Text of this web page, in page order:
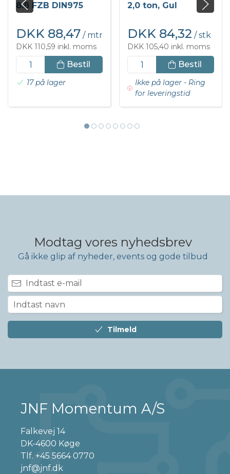
8.8 FZB DIN975
DKK 88,47 / mtr
DKK 110,59 inkl. moms
Bestil
17 på lager
2,0 ton, Gul
DKK 84,32 / stk
DKK 105,40 inkl. moms
Bestil
Ikke på lager - Ring
for leveringstid
Modtag vores nyhedsbrev
Gå ikke glip af nyheder, events og gode tilbud
Tilmeld
JNF Momentum A/S
Falkevej 14
DK-4600 Køge
Tlf. +45 5664 0770
jnf@jnf.dk